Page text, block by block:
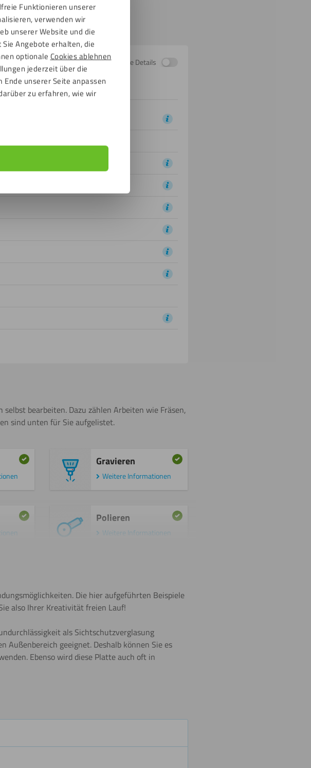
Funktionieren unserer
verwenden wir
unserer Website und die
Angebote erhalten, die
optionaleCookies ablehnen
jederzeit über die
unserer Seite anpassen
zu erfahren, wie wir
Zeige Details
selbst bearbeiten. Dazu zählen Arbeiten wie Fräsen,
sind unten für Sie aufgelistet.
Gravieren
Weitere Informationen
Polieren
Weitere Informationen
Umdrehen
Die hier aufgeführten Beispiele
also Ihrer Kreativität freien Lauf!
als Sichtschutzverglasung
Außenbereich geeignet. Deshalb können Sie es
Ebenso wird diese Platte auch oft in